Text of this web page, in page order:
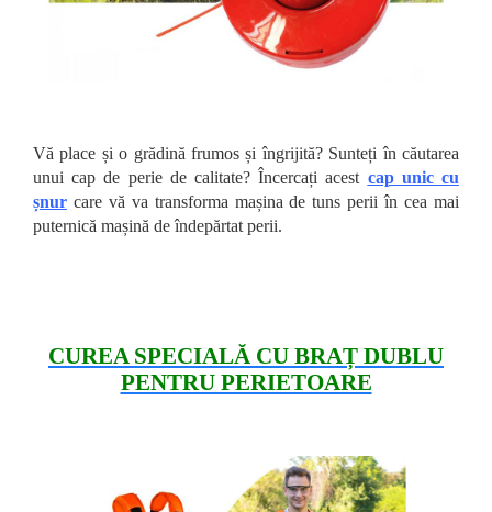
Vă place și o grădină frumos și îngrijită? Sunteți în căutarea
unui cap de perie de calitate? Încercați acest cap unic cu
șnur care vă va transforma mașina de tuns perii în cea mai
puternică mașină de îndepărtat perii.
CUREA SPECIALĂ CU BRAȚ DUBLU
PENTRU PERIETOARE